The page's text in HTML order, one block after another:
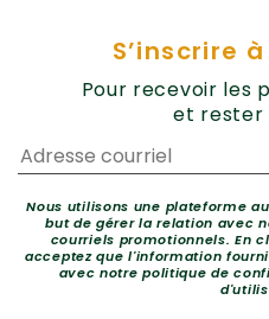
S’inscrire
Pour recevoir les
et rester
Nous utilisons une plateforme
but de gérer la relation avec
courriels promotionnels. En
acceptez que l'information
avec notre politique de